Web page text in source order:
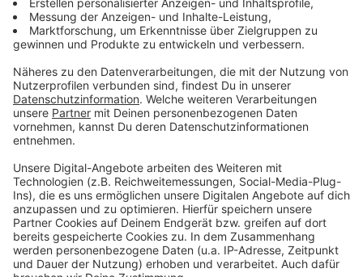
Umgestaltung Bahnhof Leverkusen-Mitte
Corona-Tests an Leverkusener Schulen laufen ab
Leverkusener Kinder sammeln tausende Klimameilen
Anzeige
Anzeige